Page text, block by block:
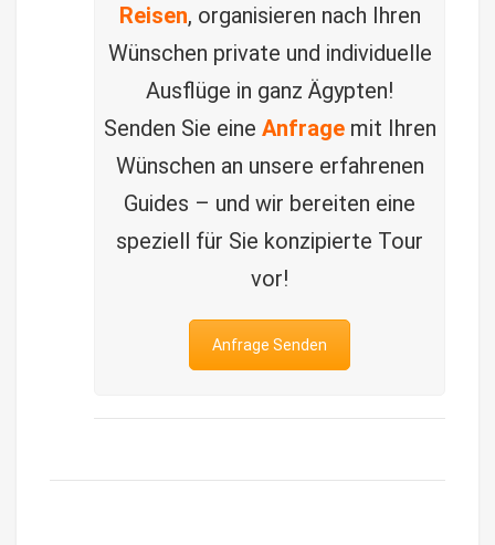
Reisen, organisieren nach Ihren
Wünschen private und individuelle
Ausflüge in ganz Ägypten!
Senden Sie eine Anfragemit Ihren
Wünschen an unsere erfahrenen
Guides – und wir bereiten eine
speziell für Sie konzipierte Tour
vor!
Anfrage Senden